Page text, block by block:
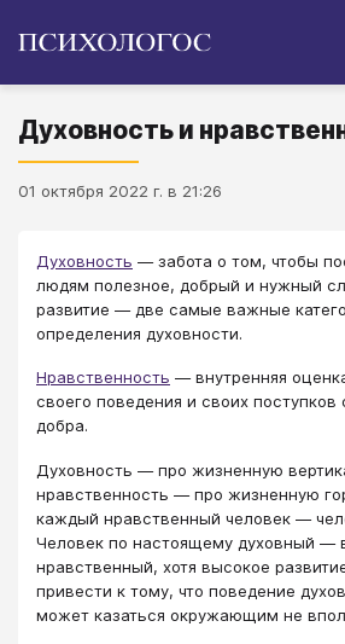
Духовность и
01 октября 2022 г. в 21:26
Духовность — забота о том, чтобы
людям полезное, добрый и нужный
развитие — две самые важные
определения духовности.
Нравственность — внутренняя
своего поведения и своих поступков
добра.
Духовность — про жизненную
нравственность — про жизненную
каждый нравственный человек —
Человек по настоящему духовный —
нравственный, хотя высокое
привести к тому, что поведение
может казаться окружающим не